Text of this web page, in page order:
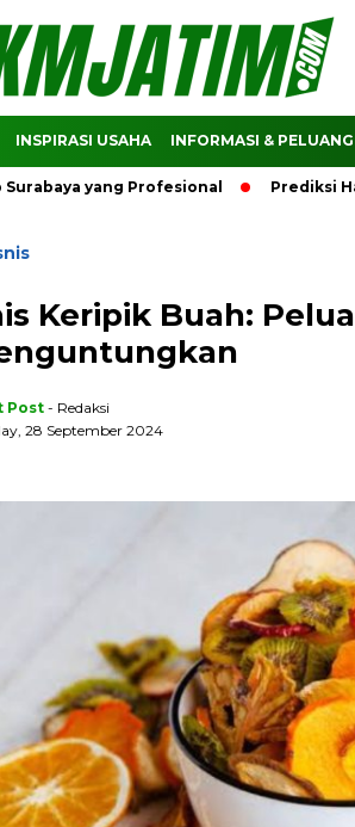
INSPIRASI USAHA INFORMASI & PELUANG
yang Profesional Prediksi Harga
Keripik Buah:
Post - Redaksi
28 September 2024